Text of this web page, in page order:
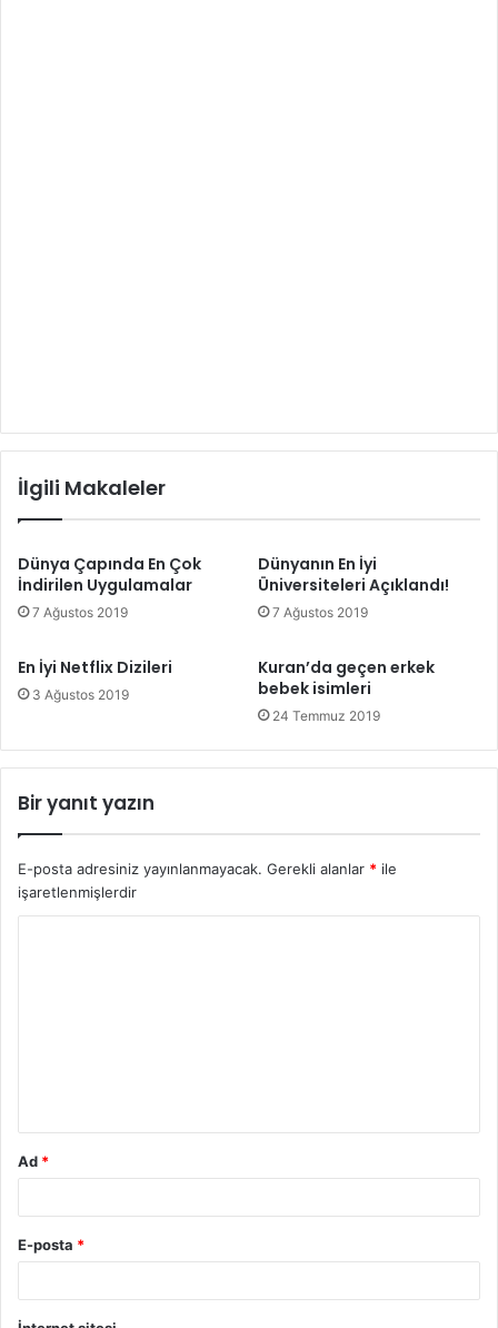
İlgili Makaleler
Dünya Çapında En Çok
İndirilen Uygulamalar
7 Ağustos 2019
Dünyanın En İyi
Üniversiteleri Açıklandı!
7 Ağustos 2019
En İyi Netflix Dizileri
3 Ağustos 2019
Kuran’da geçen erkek
bebek isimleri
24 Temmuz 2019
Bir yanıt yazın
E-posta adresiniz yayınlanmayacak. Gerekli alanlar * ile
işaretlenmişlerdir
Ad *
E-posta *